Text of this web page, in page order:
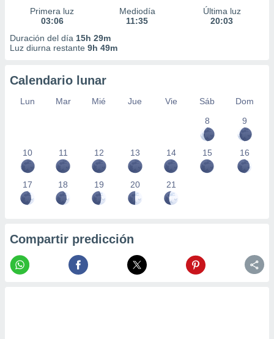
Primera luz
03:06
Mediodía
11:35
Última luz
20:03
Duración del día 15h 29m
Luz diurna restante 9h 49m
Calendario lunar
Lun Mar Mié Jue Vie Sáb
Dom
8
9
10 11 12 13 14 15 16
17 18 19 20 21
Compartir predicción